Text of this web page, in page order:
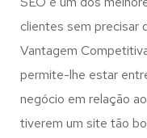
clientes sem precisar
Vantagem
permite-lhe estar
negócio em relação
tiverem um site tão